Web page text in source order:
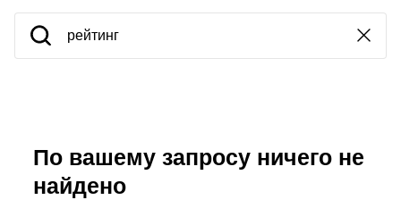
По вашему запросу ничего не
найдено